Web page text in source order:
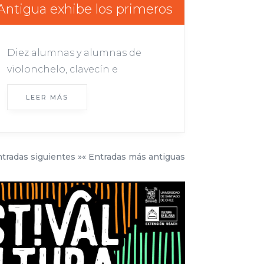
exhibe los primeros
de sus estudiantes
Diez alumnas y alumnas de
violonchelo, clavecín e
pulsadas ofrecieron una
del Renacimiento y el Barroco.
alianza entre la Usach y la
Fundación Guitarra Viva
Ernesto...
LEER MÁS
« Entradas más antiguas
siguientes »